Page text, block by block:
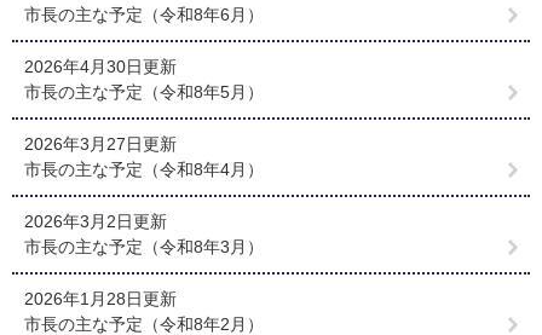
市長の主な予定（令和8年6月）
2026年4月30日更新
市長の主な予定（令和8年5月）
2026年3月27日更新
市長の主な予定（令和8年4月）
2026年3月2日更新
市長の主な予定（令和8年3月）
2026年1月28日更新
市長の主な予定（令和8年2月）